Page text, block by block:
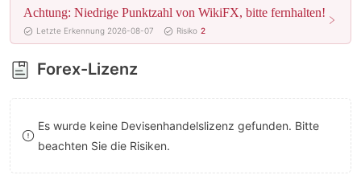
5
6
7
8
9
9
Achtung: Niedrige Punktzahl von WikiFX, bitte fernhalten!
Letzte Erkennung 2026-08-07 Risiko 2
Forex-Lizenz
Es wurde keine Devisenhandelslizenz gefunden. Bitte
beachten Sie die Risiken.